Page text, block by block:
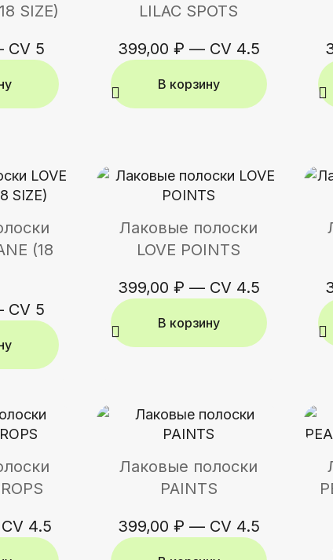
SIZE)
CV 5
LILAC SPOTS
399,00 ₽ — CV 4.5
В корзину
(18
CV 5
Лаковые полоски
LOVE POINTS
399,00 ₽ — CV 4.5
В корзину
CV 4.5
Лаковые полоски
PAINTS
399,00 ₽ — CV 4.5